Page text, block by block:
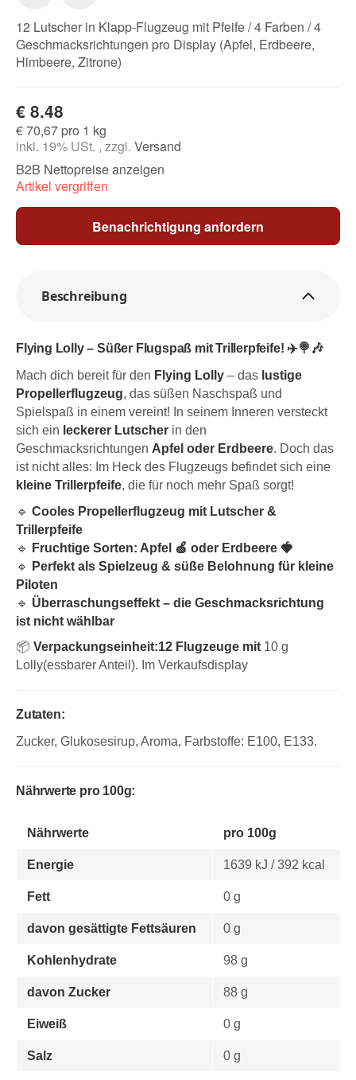
12 Lutscher in Klapp-Flugzeug mit Pfeife / 4 Farben / 4
Geschmacksrichtungen pro Display (Apfel, Erdbeere,
Himbeere, Zitrone)
€ 8.48
€ 70,67 pro 1 kg
inkl. 19% USt. , zzgl. Versand
B2B Nettopreise anzeigen
Artikel vergriffen
Benachrichtigung anfordern
Beschreibung
Flying Lolly – Süßer Flugspaß mit Trillerpfeife! ✈️🍭🎶
Mach dich bereit für den Flying Lolly – das lustige
Propellerflugzeug, das süßen Naschspaß und
Spielspaß in einem vereint! In seinem Inneren versteckt
sich ein leckerer Lutscher in den
Geschmacksrichtungen Apfel oder Erdbeere. Doch das
ist nicht alles: Im Heck des Flugzeugs befindet sich eine
kleine Trillerpfeife, die für noch mehr Spaß sorgt!
🔹 Cooles Propellerflugzeug mit Lutscher &
Trillerpfeife
🔹
Fruchtige Sorten: Apfel 🍏 oder Erdbeere 🍓
🔹
Perfekt als Spielzeug & süße Belohnung für kleine
Piloten
🔹 Überraschungseffekt – die Geschmacksrichtung
ist nicht wählbar
📦 Verpackungseinheit:12 Flugzeuge mit 10 g
Lolly(essbarer Anteil). Im Verkaufsdisplay
Zutaten:
Zucker, Glukosesirup, Aroma, Farbstoffe: E100, E133.
Nährwerte pro 100g:
Nährwerte pro 100g
Energie 1639 kJ / 392 kcal
Fett 0 g
davon gesättigte Fettsäuren 0 g
Kohlenhydrate 98 g
davon Zucker 88 g
Eiweiß 0 g
Salz 0 g